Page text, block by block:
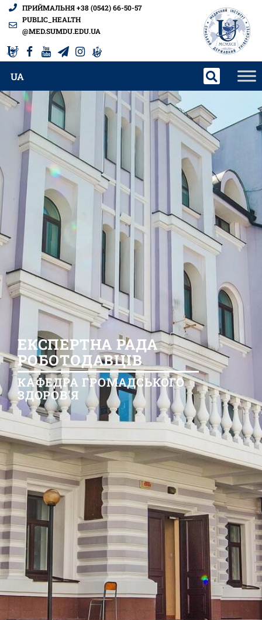
ПРИЙМАЛЬНЯ +38 (0542) 66-50-57
PUBLIC_HEALTH
@MED.SUMDU.EDU.UA
UA
ЕКСПЕРТНА РАДА
РОБОТОДАВЦІВ
КАФЕДРА ГРОМАДСЬКОГО
ЗДОРОВ'Я